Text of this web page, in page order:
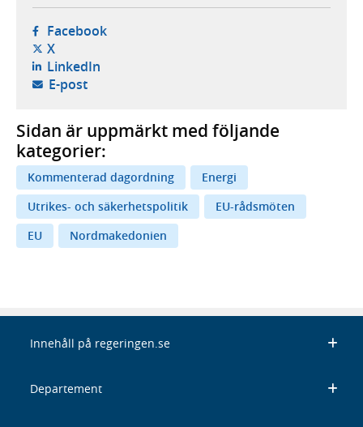
Facebook- öppnas i ny flik, extern webbplats,
X- öppnas i ny flik, extern webbplats,
LinkedIn- öppnas i ny flik, extern webbplats,
E-post- öppnar din e-postklient,
Sidan är uppmärkt med följande
kategorier:
Kommenterad dagordning
Energi
Utrikes- och säkerhetspolitik
EU-rådsmöten
EU
Nordmakedonien
Innehåll på regeringen.se
Departement